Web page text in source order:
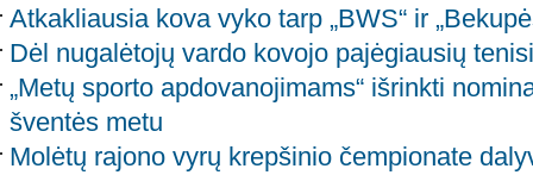
Atkakliausia kova vyko tarp „BWS“ ir
Dėl nugalėtojų vardo kovojo pajėgiausių
„Metų sporto apdovanojimams“ išrinkti
šventės metu
Molėtų rajono vyrų krepšinio čempionate